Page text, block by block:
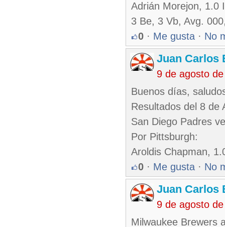
Adrián Morejon, 1.0
3 Be, 3 Vb, Avg.
0 · Me gusta · No
Juan Carlos
9 de agosto
Buenos días,
Resultados del 8 de
San Diego Padres
Por Pittsburgh:
Aroldis Chapman,
0 · Me gusta · No
Juan Carlos
9 de agosto
Milwaukee Brewers